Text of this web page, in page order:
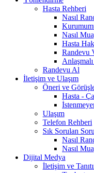
Hasta Rehberi
Nasıl
Nasıl
Hasta
Randevu
Randevu Al
İletişim ve Ulaşım
Öneri ve
Hasta -
Ulaşım
Telefon Rehberi
Sık Sorulan
Nasıl
Nasıl
Dijital Medya
İletişim ve